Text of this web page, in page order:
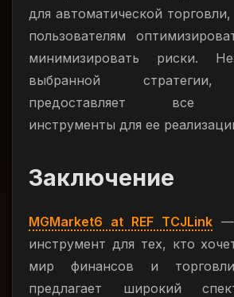
для автоматической торговли,
пользователям
минимизировать риски.
выбранной стратегии,
предоставляет все
инструменты для ее
Заключение
MGMarket6 at REF TCJLink —
инструмент для тех, кто
мир финансов и
предлагает широкий